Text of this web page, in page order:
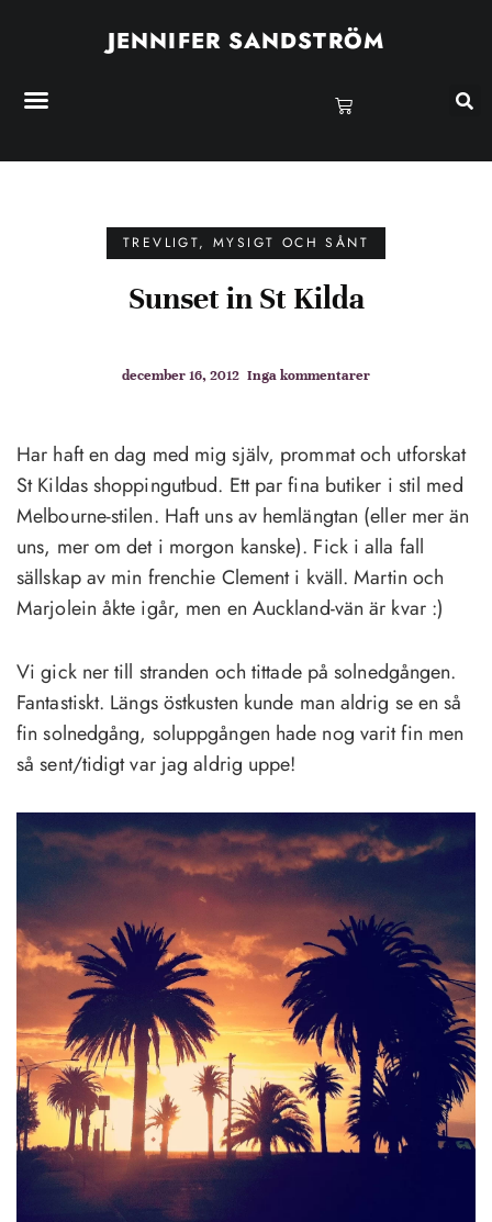
JENNIFER SANDSTRÖM
TREVLIGT, MYSIGT OCH SÅNT
Sunset in St Kilda
december 16, 2012 Inga kommentarer
Har haft en dag med mig själv, prommat och utforskat
St Kildas shoppingutbud. Ett par fina butiker i stil med
Melbourne-stilen. Haft uns av hemlängtan (eller mer än
uns, mer om det i morgon kanske). Fick i alla fall
sällskap av min frenchie Clement i kväll. Martin och
Marjolein åkte igår, men en Auckland-vän är kvar :)
Vi gick ner till stranden och tittade på solnedgången.
Fantastiskt. Längs östkusten kunde man aldrig se en så
fin solnedgång, soluppgången hade nog varit fin men
så sent/tidigt var jag aldrig uppe!